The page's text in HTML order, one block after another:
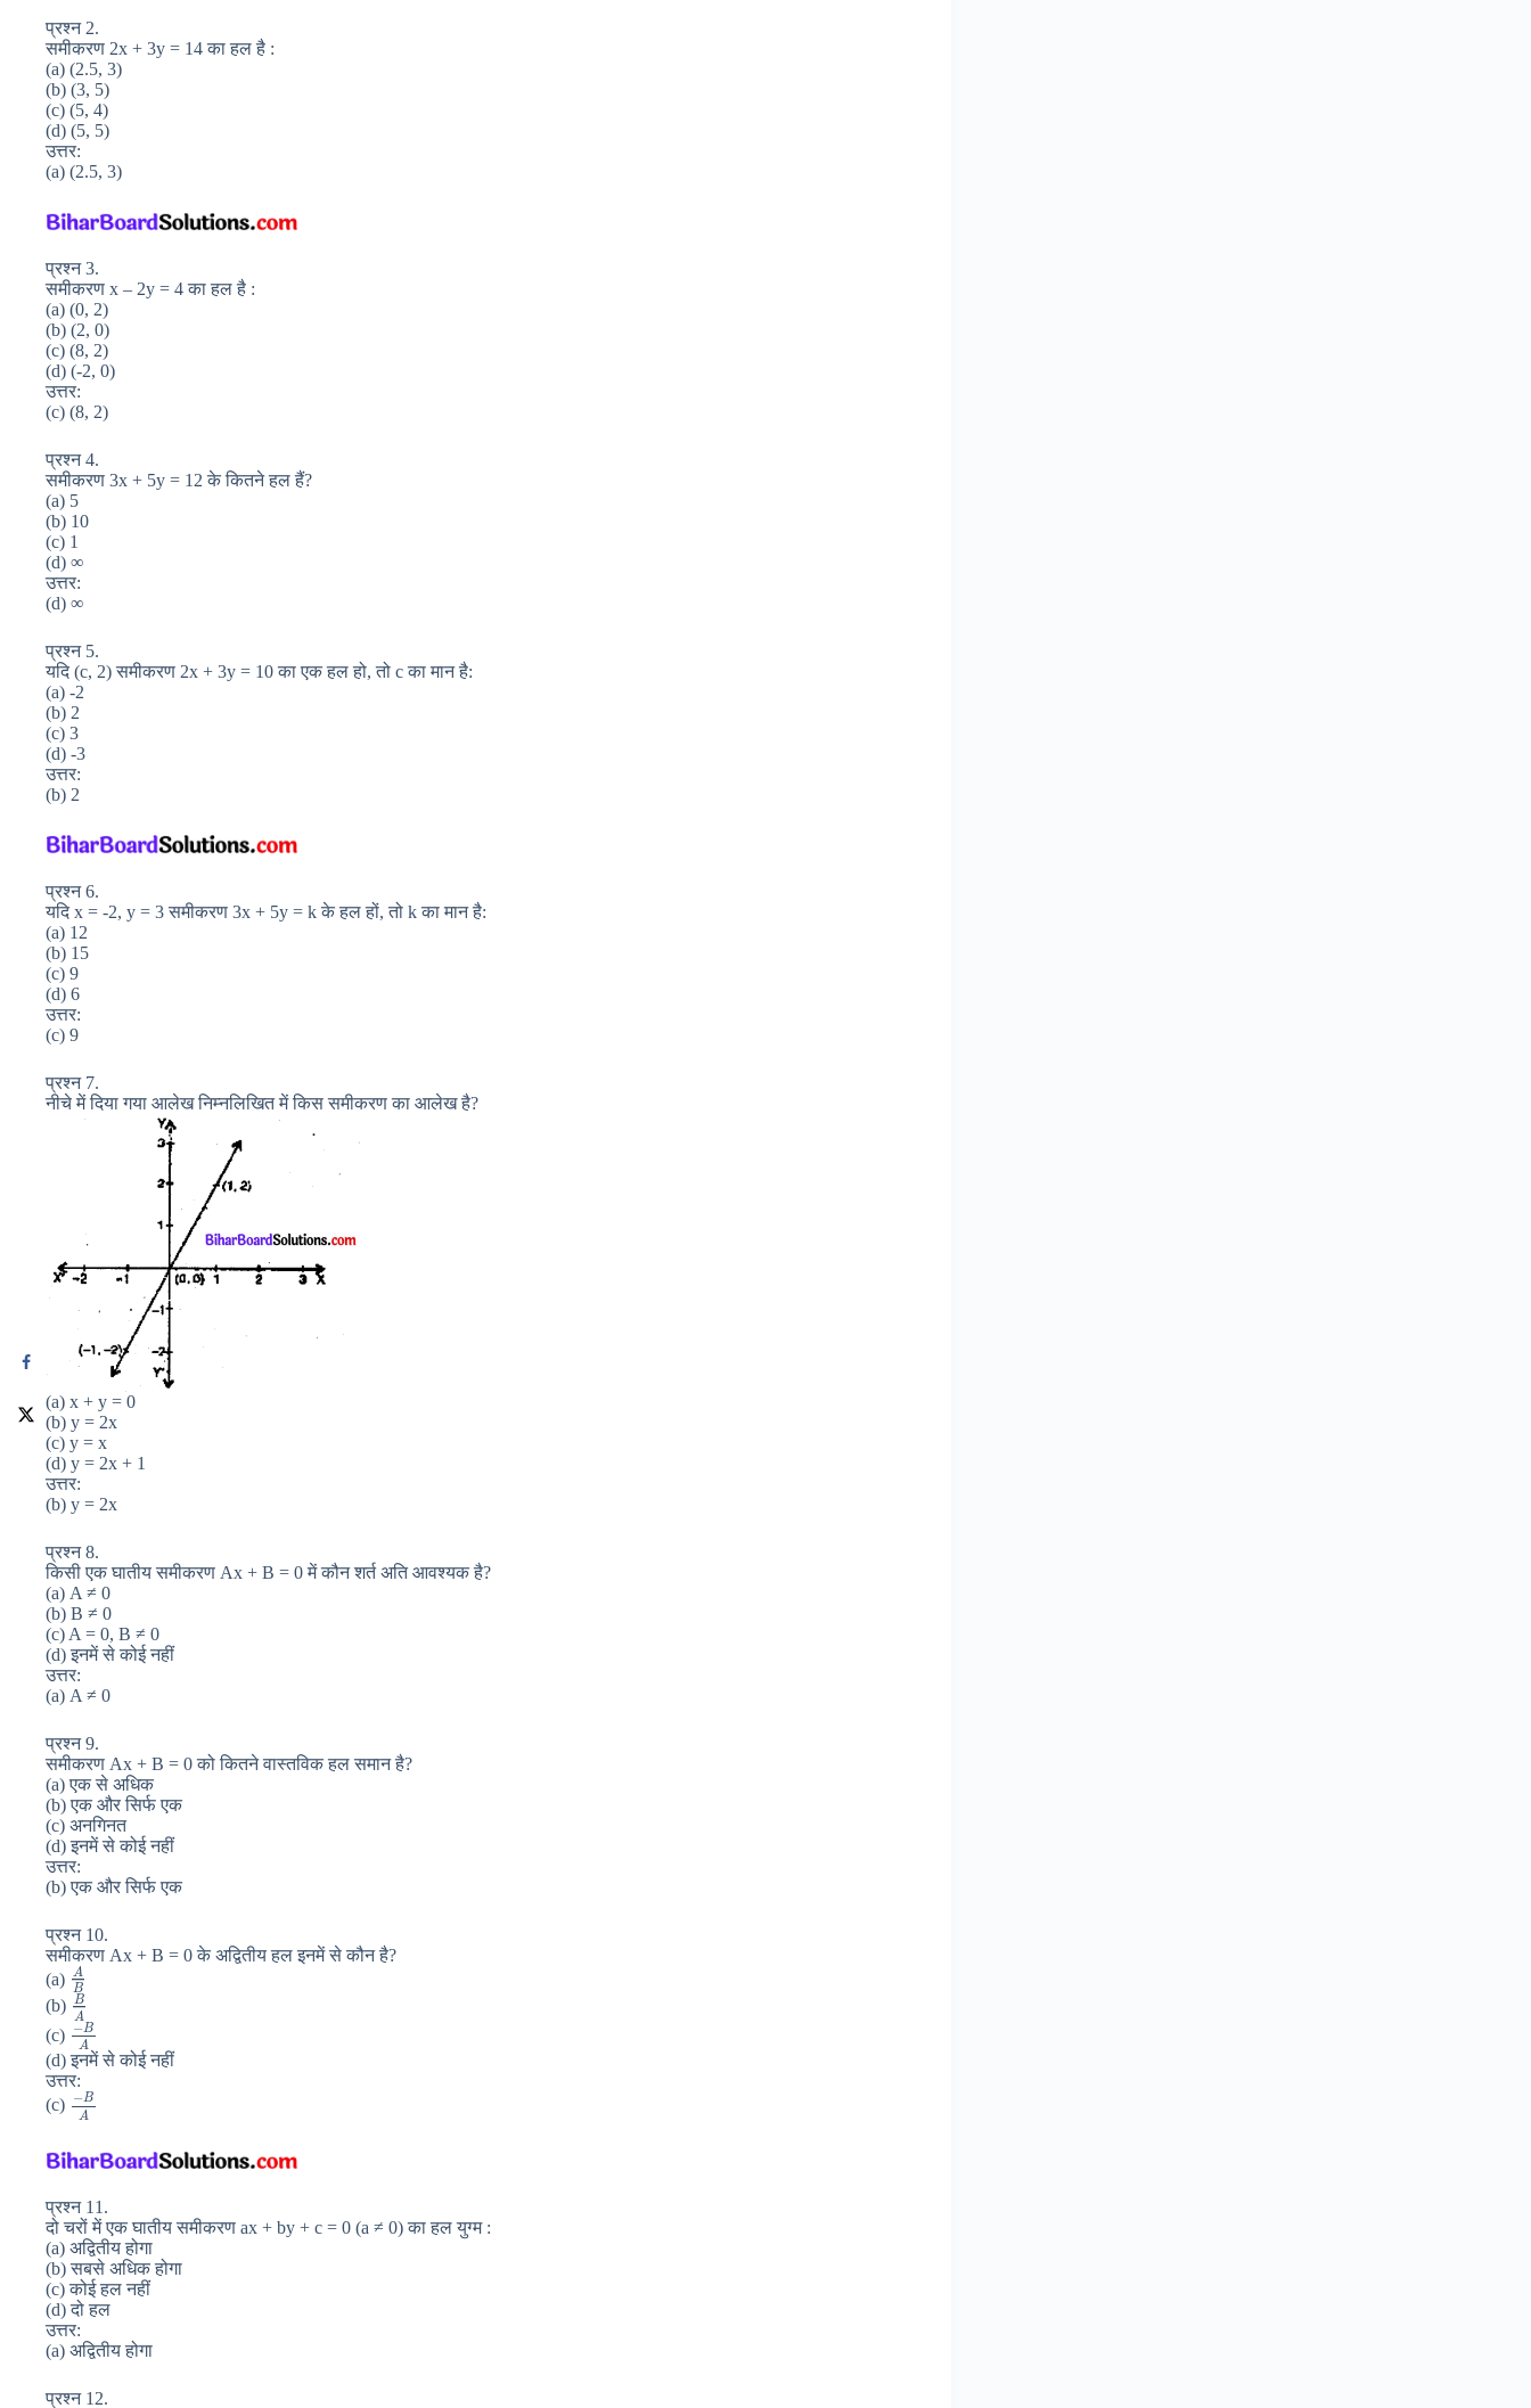
प्रश्न 2.
समीकरण 2x + 3y = 14 का हल है :
(a) (2.5, 3)
(b) (3, 5)
(c) (5, 4)
(d) (5, 5)
उत्तर:
(a) (2.5, 3)
प्रश्न 3.
समीकरण x – 2y = 4 का हल है :
(a) (0, 2)
(b) (2, 0)
(c) (8, 2)
(d) (-2, 0)
उत्तर:
(c) (8, 2)
प्रश्न 4.
समीकरण 3x + 5y = 12 के कितने हल हैं?
(a) 5
(b) 10
(c) 1
(d) ∞
उत्तर:
(d) ∞
प्रश्न 5.
यदि (c, 2) समीकरण 2x + 3y = 10 का एक हल हो, तो c का मान है:
(a) -2
(b) 2
(c) 3
(d) -3
उत्तर:
(b) 2
प्रश्न 6.
यदि x = -2, y = 3 समीकरण 3x + 5y = k के हल हों, तो k का मान है:
(a) 12
(b) 15
(c) 9
(d) 6
उत्तर:
(c) 9
प्रश्न 7.
नीचे में दिया गया आलेख निम्नलिखित में किस समीकरण का आलेख है?
(a) x + y = 0
(b) y = 2x
(c) y = x
(d) y = 2x + 1
उत्तर:
(b) y = 2x
प्रश्न 8.
किसी एक घातीय समीकरण Ax + B = 0 में कौन शर्त अति आवश्यक है?
(a) A ≠ 0
(b) B ≠ 0
(c) A = 0, B ≠ 0
(d) इनमें से कोई नहीं
उत्तर:
(a) A ≠ 0
प्रश्न 9.
समीकरण Ax + B = 0 को कितने वास्तविक हल समान है?
(a) एक से अधिक
(b) एक और सिर्फ एक
(c) अनगिनत
(d) इनमें से कोई नहीं
उत्तर:
(b) एक और सिर्फ एक
प्रश्न 10.
समीकरण Ax + B = 0 के अद्वितीय हल इनमें से कौन है?
(a) A
B
(b) B
A
(c) −B
A
(d) इनमें से कोई नहीं
उत्तर:
(c) −B
A
प्रश्न 11.
दो चरों में एक घातीय समीकरण ax + by + c = 0 (a ≠ 0) का हल युग्म :
(a) अद्वितीय होगा
(b) सबसे अधिक होगा
(c) कोई हल नहीं
(d) दो हल
उत्तर:
(a) अद्वितीय होगा
प्रश्न 12.